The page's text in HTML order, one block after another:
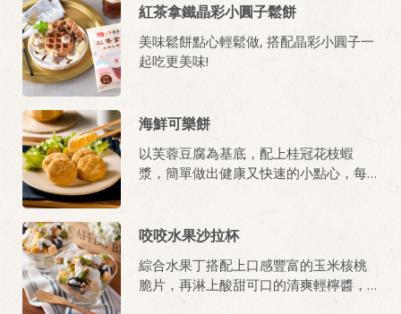
紅茶拿鐵晶彩小圓子鬆餅
美味鬆餅點心輕鬆做, 搭配晶彩小圓子一
起吃更美味!
海鮮可樂餅
以芙蓉豆腐為基底，配上桂冠花枝蝦
漿，簡單做出健康又快速的小點心，每
咬咬水果沙拉杯
綜合水果丁搭配上口感豐富的玉米核桃
脆片，再淋上酸甜可口的清爽輕檸醬，
絕對一道美味的消暑小點，也很適合和